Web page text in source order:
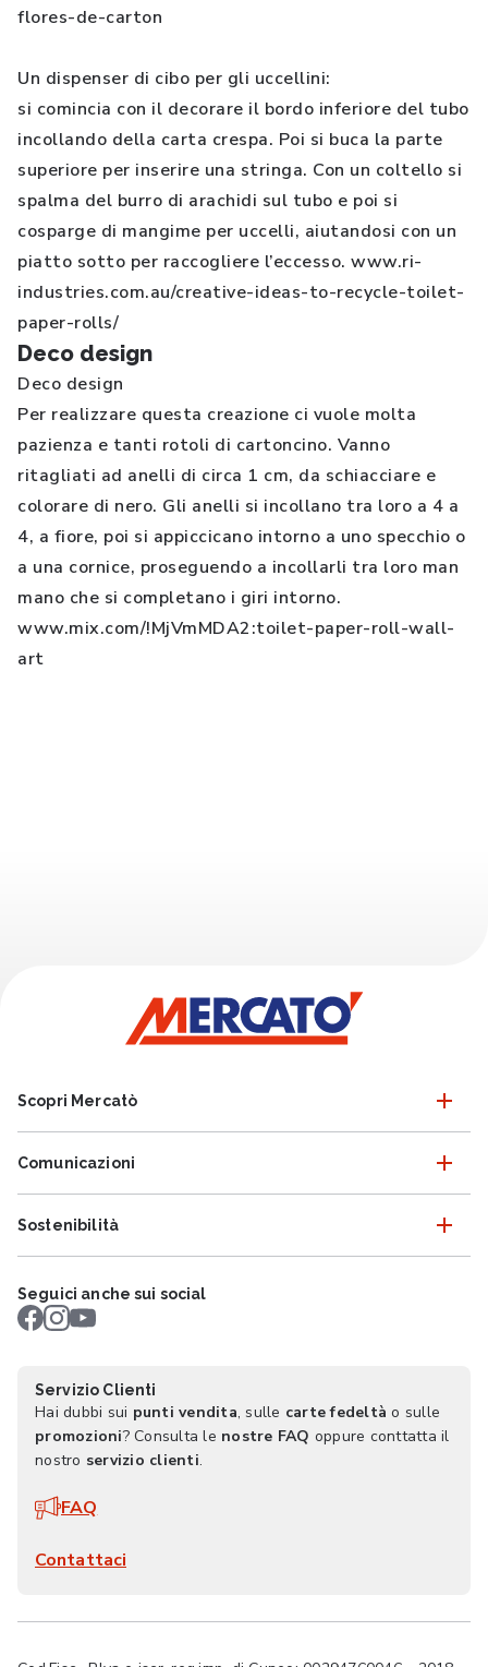
flores-de-carton
Un dispenser di cibo per gli uccellini:
si comincia con il decorare il bordo inferiore del tubo
incollando della carta crespa. Poi si buca la parte
superiore per inserire una stringa. Con un coltello si
spalma del burro di arachidi sul tubo e poi si
cosparge di mangime per uccelli, aiutandosi con un
piatto sotto per raccogliere l’eccesso. www.ri-
industries.com.au/creative-ideas-to-recycle-toilet-
paper-rolls/
Deco design
Deco design
Per realizzare questa creazione ci vuole molta
pazienza e tanti rotoli di cartoncino. Vanno
ritagliati ad anelli di circa 1 cm, da schiacciare e
colorare di nero. Gli anelli si incollano tra loro a 4 a
4, a fiore, poi si appiccicano intorno a uno specchio o
a una cornice, proseguendo a incollarli tra loro man
mano che si completano i giri intorno.
www.mix.com/!MjVmMDA2:toilet-paper-roll-wall-
art
Scopri Mercatò
Comunicazioni
Sostenibilità
Seguici anche sui social
Servizio Clienti
Hai dubbi sui punti vendita, sulle carte fedeltà o sulle
promozioni? Consulta le nostre FAQ oppure conttatta il
nostro servizio clienti.
FAQ
Contattaci